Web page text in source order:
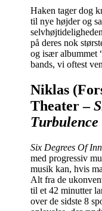
Haken tager dog
til nye højder og
på deres nok
og især albummet
bands, vi oftest
Niklas
Theater –
Turbulence
Six Degrees Of
med progressiv
musik kan, hvis
Alt fra de
til et 42 minutter
over de sidste 8